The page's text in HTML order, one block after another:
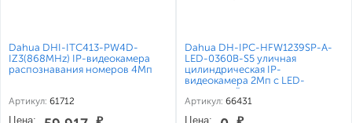
Dahua DHI-ITC413-PW4D-
IZ3(868MHz) IP-видеокамера
распознавания номеров 4Мп
Артикул: 61712
Цена: ₽
Dahua DH-IPC-HFW1239SP-A-
LED-0360B-S5 уличная
цилиндрическая IP-
видеокамера 2Мп с LED-
подсветкой
Артикул: 66431
Цена: ₽